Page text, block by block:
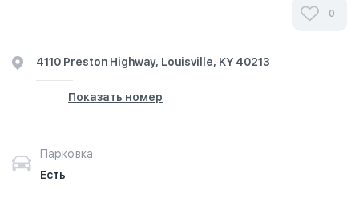
0
4110 Preston Highway, Louisville, KY 40213
Показать номер
Парковка
Есть